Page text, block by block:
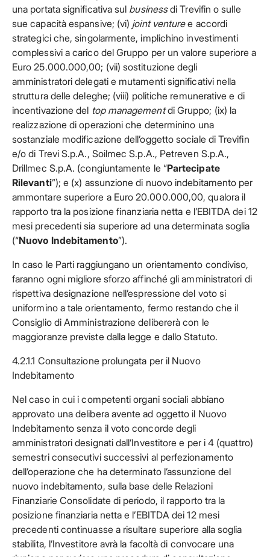
una portata significativa sul businessdi Trevifin o sulle
sue capacità espansive; (vi) joint venturee accordi
strategici che, singolarmente, implichino investimenti
complessivi a carico del Gruppo per un valore superiore a
Euro 25.000.000,00; (vii) sostituzione degli
amministratori delegati e mutamenti significativi nella
struttura delle deleghe; (viii) politiche remunerative e di
incentivazione del top managementdi Gruppo; (ix) la
realizzazione di operazioni che determinino una
sostanziale modificazione dell’oggetto sociale di Trevifin
e/o di Trevi S.p.A., Soilmec S.p.A., Petreven S.p.A.,
Drillmec S.p.A. (congiuntamente le “Partecipate
Rilevanti”); e (x) assunzione di nuovo indebitamento per
ammontare superiore a Euro 20.000.000,00, qualora il
rapporto tra la posizione finanziaria netta e l’EBITDA dei 12
mesi precedenti sia superiore ad una determinata soglia
(“Nuovo Indebitamento”).
In caso le Parti raggiungano un orientamento condiviso,
faranno ogni migliore sforzo affinché gli amministratori di
rispettiva designazione nell’espressione del voto si
uniformino a tale orientamento, fermo restando che il
Consiglio di Amministrazione delibererà con le
maggioranze previste dalla legge e dallo Statuto.
4.2.1.1 Consultazione prolungata per il Nuovo
Indebitamento
Nel caso in cui i competenti organi sociali abbiano
approvato una delibera avente ad oggetto il Nuovo
Indebitamento senza il voto concorde degli
amministratori designati dall’Investitore e per i 4 (quattro)
semestri consecutivi successivi al perfezionamento
dell’operazione che ha determinato l’assunzione del
nuovo indebitamento, sulla base delle Relazioni
Finanziarie Consolidate di periodo, il rapporto tra la
posizione finanziaria netta e l’EBITDA dei 12 mesi
precedenti continuasse a risultare superiore alla soglia
stabilita, l’Investitore avrà la facoltà di convocare una